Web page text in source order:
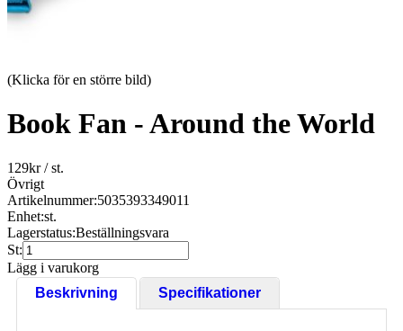
(Klicka för en större bild)
Book Fan - Around the World
129kr/ st.
Övrigt
Artikelnummer:5035393349011
Enhet:st.
Lagerstatus:Beställningsvara
St:
Lägg i varukorg
Beskrivning
Specifikationer